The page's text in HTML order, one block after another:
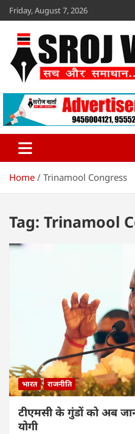
Skip
to
content
Friday, August 7, 2026
Sroj Varta
www.srojvarta.in
Home Trinamool Congress
Tag: Trinamool
भारत राजनीति
टीएमसी के गुंडों को अब
योगी